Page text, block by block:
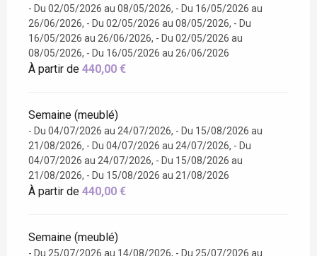
- Du 02/05/2026 au 08/05/2026, - Du 16/05/2026 au
26/06/2026, - Du 02/05/2026 au 08/05/2026, - Du
16/05/2026 au 26/06/2026, - Du 02/05/2026 au
08/05/2026, - Du 16/05/2026 au 26/06/2026
À partir de 440,00 €
Semaine (meublé)
- Du 04/07/2026 au 24/07/2026, - Du 15/08/2026 au
21/08/2026, - Du 04/07/2026 au 24/07/2026, - Du
04/07/2026 au 24/07/2026, - Du 15/08/2026 au
21/08/2026, - Du 15/08/2026 au 21/08/2026
À partir de 440,00 €
Semaine (meublé)
- Du 25/07/2026 au 14/08/2026, - Du 25/07/2026 au